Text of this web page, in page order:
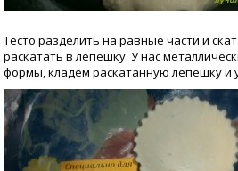
Тесто разделить на равные части и
раскатать в лепёшку. У нас
формы, кладём раскатанную лепёшку и